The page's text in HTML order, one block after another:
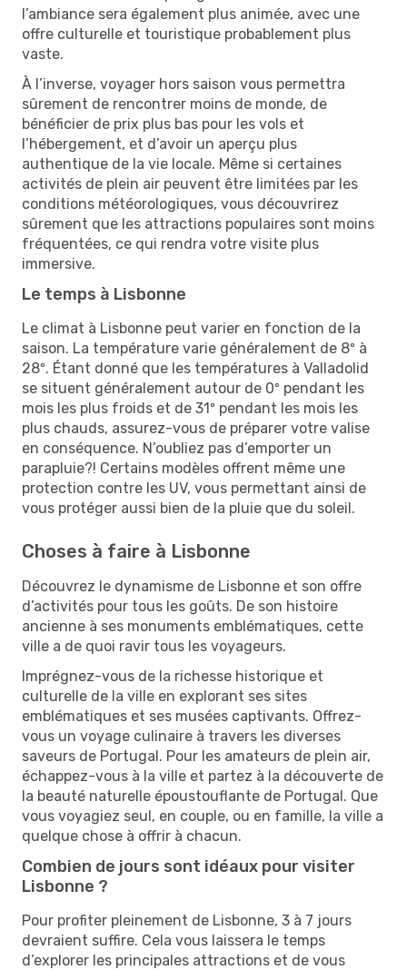
l’ambiance sera également plus animée, avec une
offre culturelle et touristique probablement plus
vaste.
À l’inverse, voyager hors saison vous permettra
sûrement de rencontrer moins de monde, de
bénéficier de prix plus bas pour les vols et
l’hébergement, et d’avoir un aperçu plus
authentique de la vie locale. Même si certaines
activités de plein air peuvent être limitées par les
conditions météorologiques, vous découvrirez
sûrement que les attractions populaires sont moins
fréquentées, ce qui rendra votre visite plus
immersive.
Le temps à Lisbonne
Le climat à Lisbonne peut varier en fonction de la
saison. La température varie généralement de 8º à
28º. Étant donné que les températures à Valladolid
se situent généralement autour de 0º pendant les
mois les plus froids et de 31º pendant les mois les
plus chauds, assurez-vous de préparer votre valise
en conséquence. N’oubliez pas d’emporter un
parapluie?! Certains modèles offrent même une
protection contre les UV, vous permettant ainsi de
vous protéger aussi bien de la pluie que du soleil.
Choses à faire à Lisbonne
Découvrez le dynamisme de Lisbonne et son offre
d’activités pour tous les goûts. De son histoire
ancienne à ses monuments emblématiques, cette
ville a de quoi ravir tous les voyageurs.
Imprégnez-vous de la richesse historique et
culturelle de la ville en explorant ses sites
emblématiques et ses musées captivants. Offrez-
vous un voyage culinaire à travers les diverses
saveurs de Portugal. Pour les amateurs de plein air,
échappez-vous à la ville et partez à la découverte de
la beauté naturelle époustouflante de Portugal. Que
vous voyagiez seul, en couple, ou en famille, la ville a
quelque chose à offrir à chacun.
Combien de jours sont idéaux pour visiter
Lisbonne ?
Pour profiter pleinement de Lisbonne, 3 à 7 jours
devraient suffire. Cela vous laissera le temps
d’explorer les principales attractions et de vous